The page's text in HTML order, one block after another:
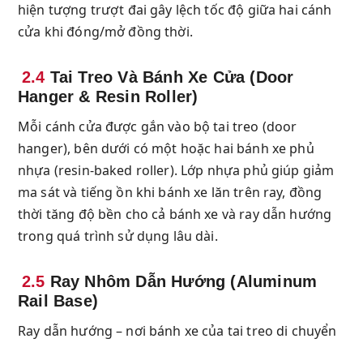
hiện tượng trượt đai gây lệch tốc độ giữa hai cánh
cửa khi đóng/mở đồng thời.
2.4 Tai Treo Và Bánh Xe Cửa (Door
Hanger & Resin Roller)
Mỗi cánh cửa được gắn vào bộ tai treo (door
hanger), bên dưới có một hoặc hai bánh xe phủ
nhựa (resin-baked roller). Lớp nhựa phủ giúp giảm
ma sát và tiếng ồn khi bánh xe lăn trên ray, đồng
thời tăng độ bền cho cả bánh xe và ray dẫn hướng
trong quá trình sử dụng lâu dài.
2.5 Ray Nhôm Dẫn Hướng (Aluminum
Rail Base)
Ray dẫn hướng – nơi bánh xe của tai treo di chuyển